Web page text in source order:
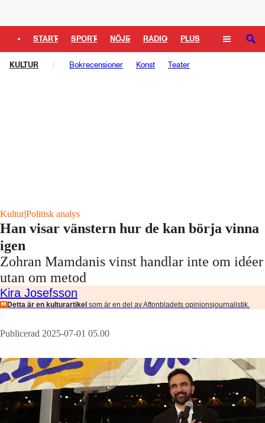
START SPORT NÖJE RADIO PLUS
TIPSA TV KULTUR LEDARE
SÖK
KULTUR Bokrecensioner Konst Teater
Kultur|Politisk analys
Han visar vänstern hur de kan börja vinna
igen
Zohran Mamdanis vinst handlar inte om idéer
utan om metod
Kira Josefsson
Detta är en kulturartikel som är en del av Aftonbladets opinionsjournalistik.
Publicerad 2025-07-01 05.00